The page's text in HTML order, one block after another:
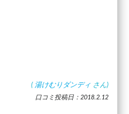
( 湯けむりダンディ さん)
口コミ投稿日：2018.2.12